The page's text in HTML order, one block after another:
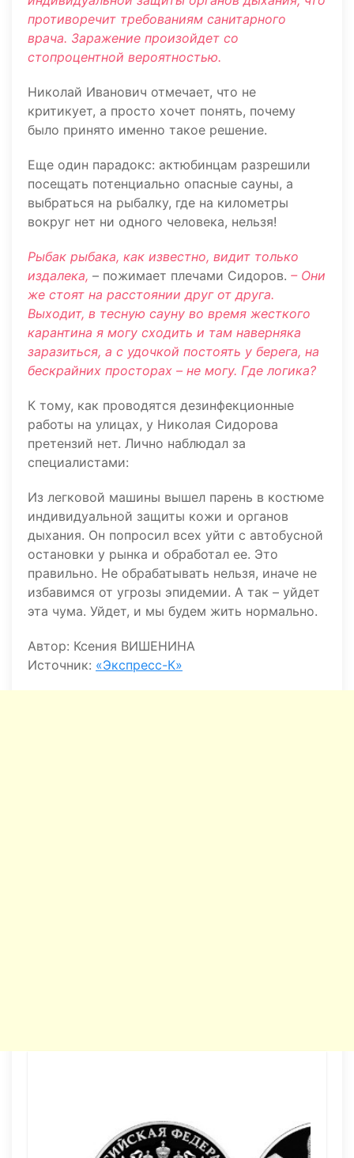
противоречит требованиям санитарного
врача. Заражение произойдет со
стопроцентной вероятностью.
Николай Иванович отмечает, что не
критикует, а просто хочет понять, почему
было принято именно такое решение.
Еще один парадокс: актюбинцам разрешили
посещать потенциально опасные сауны, а
выбраться на рыбалку, где на километры
вокруг нет ни одного человека, нельзя!
Рыбак рыбака, как известно, видит только
издалека, – пожимает плечами Сидоров. – Они
же стоят на расстоянии друг от друга.
Выходит, в тесную сауну во время жесткого
карантина я могу сходить и там наверняка
заразиться, а с удочкой постоять у берега, на
бескрайних просторах – не могу. Где логика?
К тому, как проводятся дезинфекционные
работы на улицах, у Николая Сидорова
претензий нет. Лично наблюдал за
специалистами:
Из легковой машины вышел парень в костюме
индивидуальной защиты кожи и органов
дыхания. Он попросил всех уйти с автобусной
остановки у рынка и обработал ее. Это
правильно. Не обрабатывать нельзя, иначе не
избавимся от угрозы эпидемии. А так – уйдет
эта чума. Уйдет, и мы будем жить нормально.
Автор: Ксения ВИШЕНИНА
Источник: «Экспресс-К»